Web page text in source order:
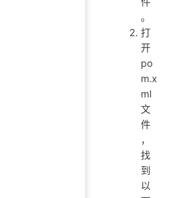
。
打
开
po
m.x
ml
文
件
，
找
到
以